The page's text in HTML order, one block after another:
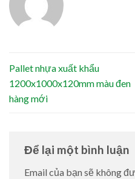
Pallet nhựa xuất khẩu
1200x1000x120mm màu đen
hàng mới
Để lại một bình luận
Email của bạn sẽ không